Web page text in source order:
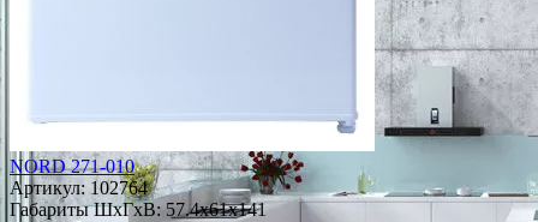
NORD 271-010
Артикул:102764
Габариты ШxГxВ: 57.4x61x141